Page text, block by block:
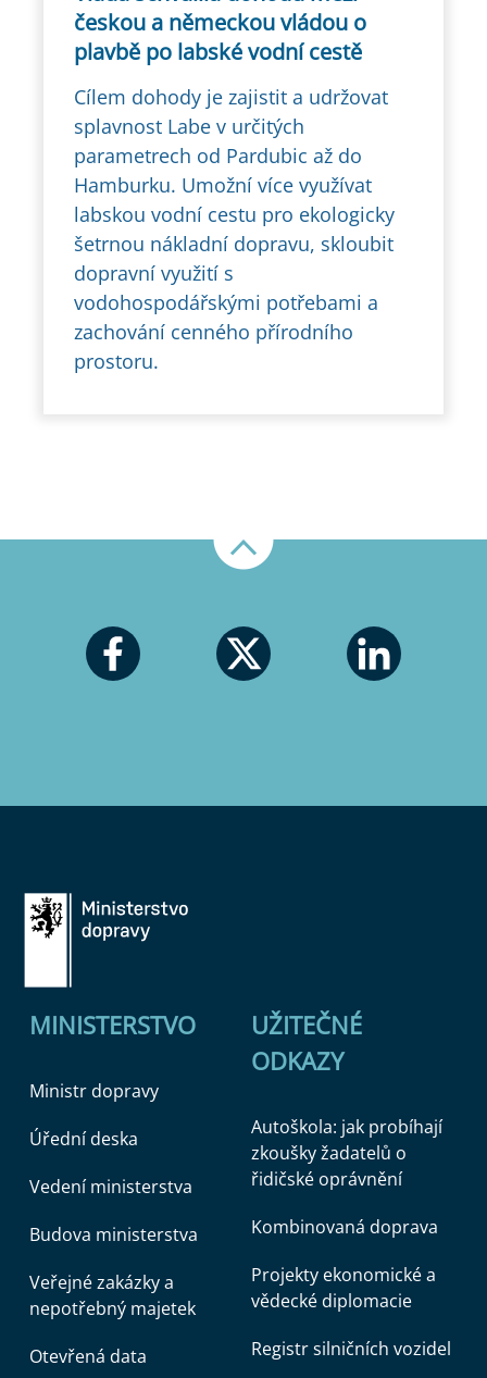
českou a německou vládou o
plavbě po labské vodní cestě
Cílem dohody je zajistit a udržovat
splavnost Labe v určitých
parametrech od Pardubic až do
Hamburku. Umožní více využívat
labskou vodní cestu pro ekologicky
šetrnou nákladní dopravu, skloubit
dopravní využití s
vodohospodářskými potřebami a
zachování cenného přírodního
prostoru.
MINISTERSTVO
Ministr dopravy
Úřední deska
Vedení ministerstva
Budova ministerstva
Veřejné zakázky a
nepotřebný majetek
Otevřená data
UŽITEČNÉ
ODKAZY
Autoškola: jak probíhají
zkoušky žadatelů o
řidičské oprávnění
Kombinovaná doprava
Projekty ekonomické a
vědecké diplomacie
Registr silničních vozidel